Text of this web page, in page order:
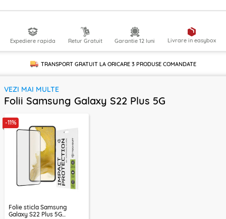
Expediere rapida Retur Gratuit Garantie 12 luni Livrare in easybox
TRANSPORT GRATUIT LA ORICARE 3 PRODUSECOMANDATE
VEZI MAI MULTE
Folii Samsung Galaxy S22 Plus 5G
-11%
Folie sticla Samsung
Galaxy S22 Plus 5G